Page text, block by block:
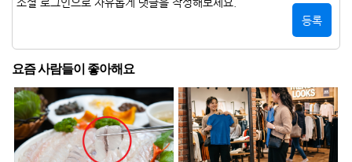
등록
요즘 사람들이 좋아해요